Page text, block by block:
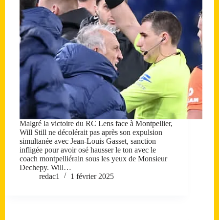
Malgré la victoire du RC Lens face à Montpellier,
Will Still ne décolérait pas après son expulsion
simultanée avec Jean-Louis Gasset, sanction
infligée pour avoir osé hausser le ton avec le
coach montpelliérain sous les yeux de Monsieur
Dechepy. Will…
redac1
1 février 2025